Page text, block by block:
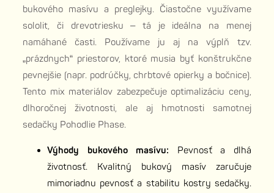
bukového masívu a preglejky. Čiastočne využívame
sololit, či drevotriesku – tá je ideálna na menej
namáhané časti. Používame ju aj na výplň tzv.
„prázdnych“ priestorov, ktoré musia byť konštrukčne
pevnejšie (napr. podrúčky, chrbtové opierky a bočnice).
Tento mix materiálov zabezpečuje optimalizáciu ceny,
dlhoročnej životnosti, ale aj hmotnosti samotnej
sedačky Pohodlie Phase.
Výhody bukového masívu: Pevnosť a dlhá
životnosť. Kvalitný bukový masív zaručuje
mimoriadnu pevnosť a stabilitu kostry sedačky.